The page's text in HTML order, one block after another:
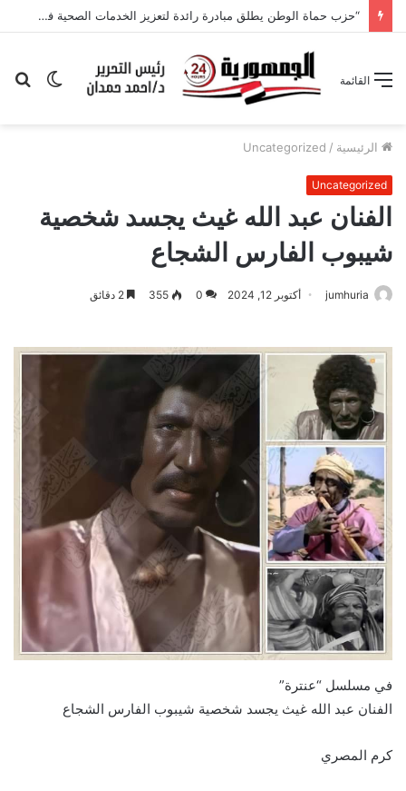
“حزب حماة الوطن يطلق مبادرة رائدة لتعزيز الخدمات الصحية في البحيرة تحت قيادة هامة
الوضع
القائمة
الرئيسية /
Uncategorized
Uncategorized
الفنان عبد الله غيث يجسد شخصية
شيبوب الفارس الشجاع
jumhuria أكتوبر 12, 2024 0
355
في مسلسل “عنترة”
الفنان عبد الله غيث يجسد شخصية شيبوب الفارس الشجاع
كرم المصري